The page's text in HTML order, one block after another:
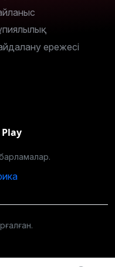
ережесі